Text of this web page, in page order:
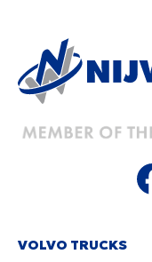
VOLVO TRUCKS